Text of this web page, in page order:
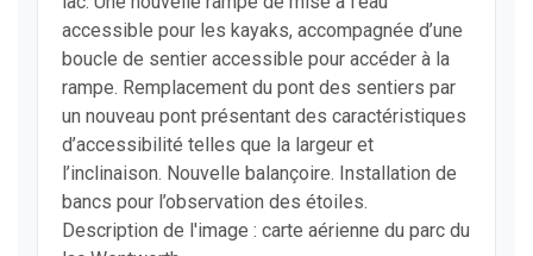
accessible pour les kayaks, accompagnée d’une
boucle de sentier accessible pour accéder à la
rampe. Remplacement du pont des sentiers par
un nouveau pont présentant des caractéristiques
d’accessibilité telles que la largeur et
l’inclinaison. Nouvelle balançoire. Installation de
bancs pour l’observation des étoiles.
Description de l'image : carte aérienne du parc du